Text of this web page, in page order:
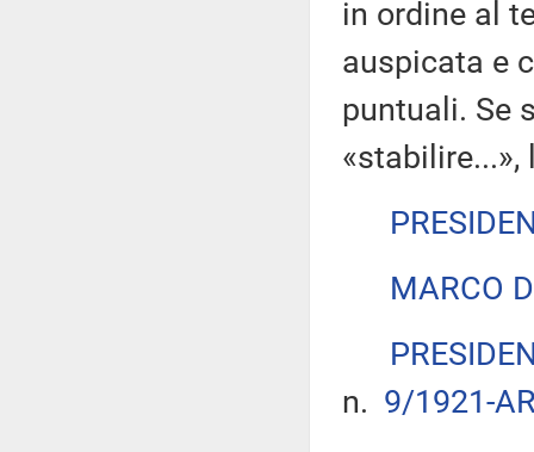
in ordine al
auspicata e
puntuali. Se
MARCO
n. 9/1921-